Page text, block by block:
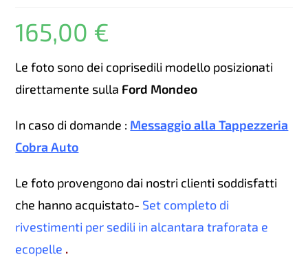
165,00 €
Le foto sono dei coprisedili modello posizionati
direttamente sulla Ford Mondeo
In caso di domande : Messaggio alla Tappezzeria
Cobra Auto
Le foto provengono dai nostri clienti soddisfatti
che hanno acquistato- Set completo di
rivestimenti per sedili in alcantara traforata e
ecopelle .